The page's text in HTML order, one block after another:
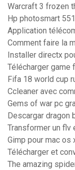
Warcraft 3 frozen
Hp photosmart
Application
Comment faire la
Installer directx
Télécharger game
Fifa 18 world cup
Ccleaner avec
Gems of war pc
Descargar dragon
Transformer un flv
Gimp pour mac os
Télécharger et
The amazing